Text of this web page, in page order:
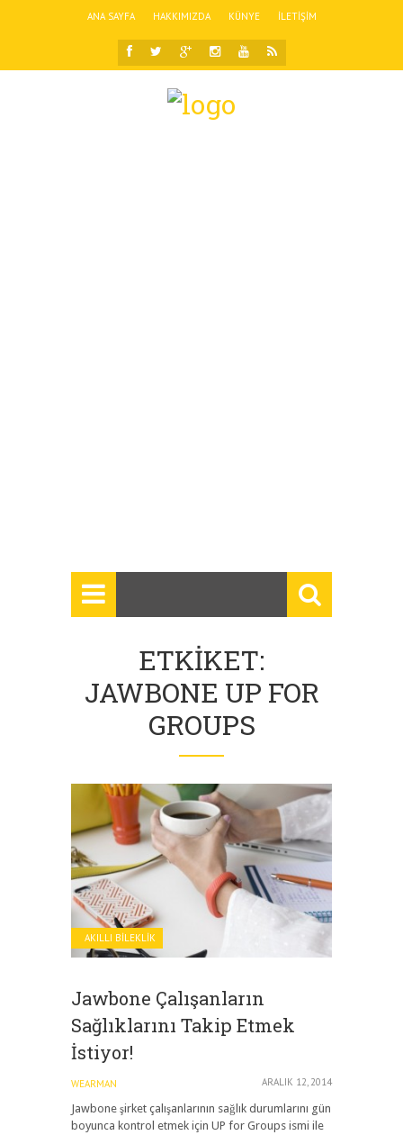
ANA SAYFA HAKKIMIZDA KÜNYE İLETIŞIM
ETKIKET:
JAWBONE UP FOR
GROUPS
AKILLI BILEKLIK
Jawbone Çalışanların
Sağlıklarını Takip Etmek
İstiyor!
WEARMAN ARALIK 12, 2014
Jawbone şirket çalışanlarının sağlık durumlarını gün
boyunca kontrol etmek için UP for Groups ismi ile